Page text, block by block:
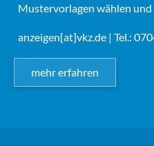
Mustervorlagen wählen und
anzeigen[at]vkz.de | Tel.:
mehr erfahren